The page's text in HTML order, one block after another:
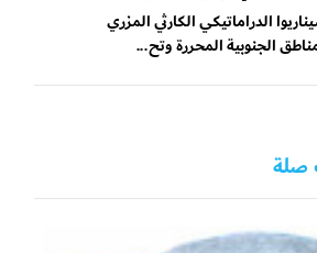
الدراماتيكي الكارثي المزري
الجنوبية المحررة وتح...
صلة